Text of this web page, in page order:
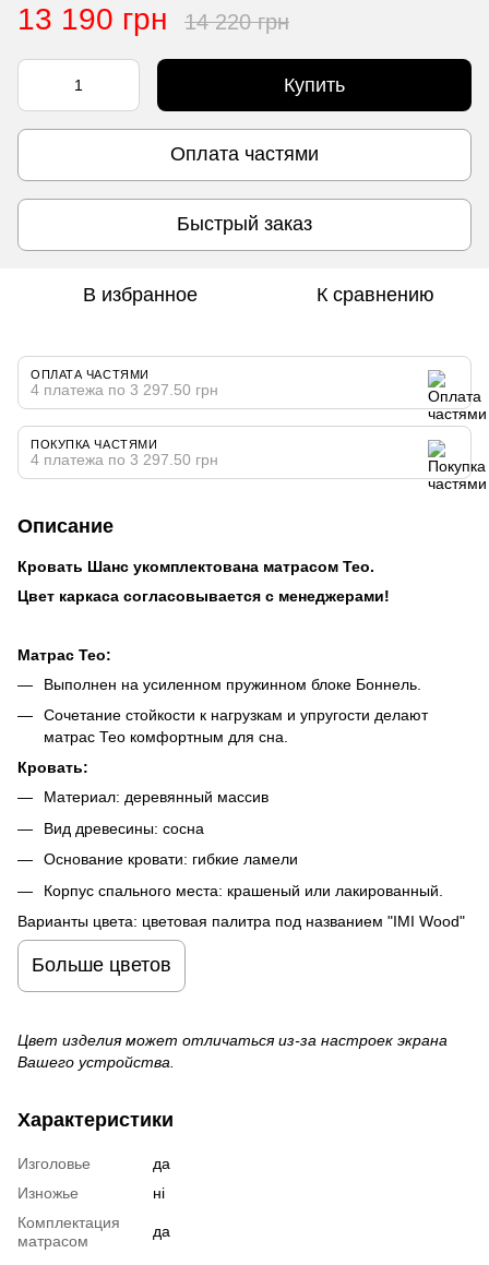
13 190 грн 14 220 грн
Купить
Оплата частями
Быстрый заказ
В избранное К сравнению
ОПЛАТА ЧАСТЯМИ
4 платежа по 3 297.50 грн
ПОКУПКА ЧАСТЯМИ
4 платежа по 3 297.50 грн
Описание
Кровать Шанс укомплектована матрасом Тео.
Цвет каркаса согласовывается с менеджерами!
Матрас Тео:
Выполнен на усиленном пружинном блоке Боннель.
Сочетание стойкости к нагрузкам и упругости делают
матрас Тео комфортным для сна.
Кровать:
Материал: деревянный массив
Вид древесины: сосна
Основание кровати: гибкие ламели
Корпус спального места: крашеный или лакированный.
Варианты цвета: цветовая палитра под названием "IMI Wood"
Больше цветов
Цвет изделия может отличаться из-за настроек экрана
Вашего устройства.
Характеристики
Изголовье
да
Изножье
ні
Комплектация
матрасом
да